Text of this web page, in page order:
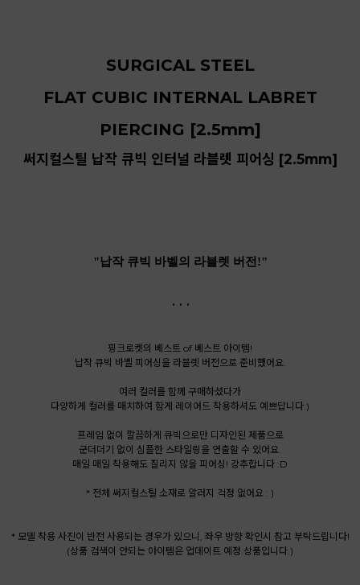
SURGICAL STEEL
FLAT CUBIC INTERNAL LABRET
PIERCING [2.5mm]
써지컬스틸 납작 큐빅 인터널 라블렛 피어싱 [2.5mm]
"납작 큐빅 바벨의 라블렛 버전!"
. . .
핑크로켓의 베스트 of 베스트 아이템!
납작 큐빅 바벨 피어싱을 라블렛 버전으로 준비했어요.
여러 컬러를 함께 구매하셨다가
다양하게 컬러를 매치하여 함게 레이어드 착용하셔도 예쁘답니다:)
프레임 없이 깔끔하게 큐빅으로만 디자인된 제품으로
군더더기 없이 심플한 스타일링을 연출할 수 있어요.
매일 매일 착용해도 질리지 않을 피어싱! 강추합니다 :D
* 전체 써지컬스틸 소재로 알러지 걱정 없어요 : )
* 모델 착용 사진이 반전 사용되는 경우가 있으니, 좌우 방향 확인시 참고 부탁드립니다!
(상품 검색이 안되는 아이템은 업데이트 예정 상품입니다.)